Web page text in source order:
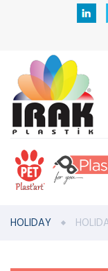
HOLIDAY